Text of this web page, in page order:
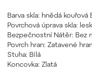
Barva skla: hnědá kouřová
Povrchová úprava skla:
Bezpečnostní Nátěr: Bez
Povrch hran: Zatavené
Stuha: Bílá
Koncovka: Zlatá